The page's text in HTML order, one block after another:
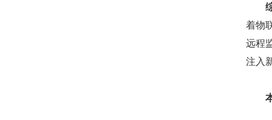
着物
远程
注入